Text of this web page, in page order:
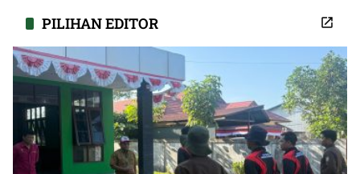
PILIHAN EDITOR